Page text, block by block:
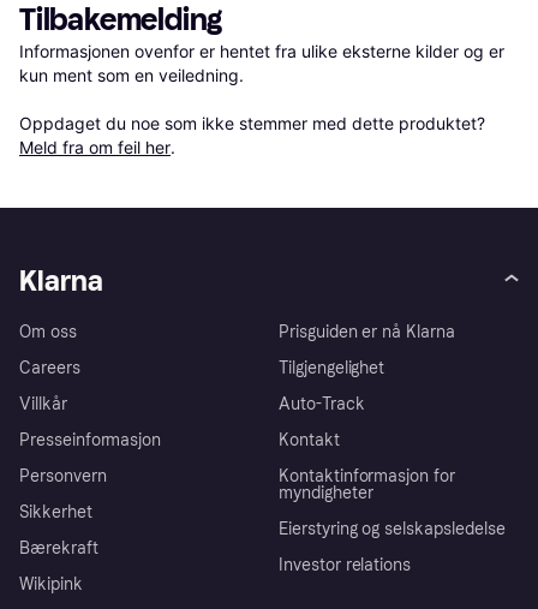
Tilbakemelding
Informasjonen ovenfor er hentet fra ulike eksterne kilder og er
kun ment som en veiledning.
Oppdaget du noe som ikke stemmer med dette produktet?
Meld fra om feil her.
Klarna
Om oss
Careers
Villkår
Presseinformasjon
Personvern
Sikkerhet
Bærekraft
Wikipink
Prisguiden er nå Klarna
Tilgjengelighet
Auto-Track
Kontakt
Kontaktinformasjon for
myndigheter
Eierstyring og selskapsledelse
Investor relations